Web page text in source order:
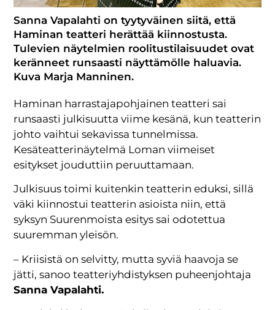
Sanna Vapalahti on tyytyväinen siitä, että
Haminan teatteri herättää kiinnostusta.
Tulevien näytelmien roolitustilaisuudet ovat
keränneet runsaasti näyttämölle haluavia.
Kuva Marja Manninen.
Haminan harrastajapohjainen teatteri sai
runsaasti julkisuutta viime kesänä, kun teatterin
johto vaihtui sekavissa tunnelmissa.
Kesäteatterinäytelmä Loman viimeiset
esitykset jouduttiin peruuttamaan.
Julkisuus toimi kuitenkin teatterin eduksi, sillä
väki kiinnostui teatterin asioista niin, että
syksyn Suurenmoista esitys sai odotettua
suuremman yleisön.
– Kriisistä on selvitty, mutta syviä haavoja se
jätti, sanoo teatteriyhdistyksen puheenjohtaja
Sanna Vapalahti.